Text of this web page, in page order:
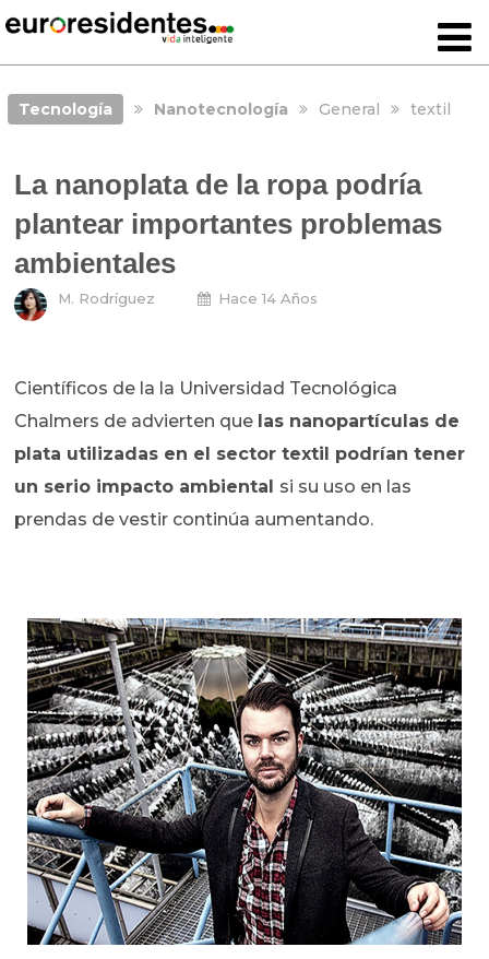
Tecnología Nanotecnología General textil
La nanoplata de la ropa podría
plantear importantes problemas
ambientales
M. Rodríguez Hace 14 Años
Científicos de la la Universidad Tecnológica
Chalmers de advierten que las nanopartículas de
plata utilizadas en el sector textil podrían tener
un serio impacto ambiental si su uso en las
prendas de vestir continúa aumentando.